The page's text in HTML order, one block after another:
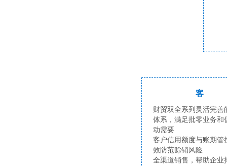
客
财贸双全系列灵活完善
体系，满足批零业务和
动需要
客户信用额度与账期管
效防范赊销风险
全渠道销售，帮助企业